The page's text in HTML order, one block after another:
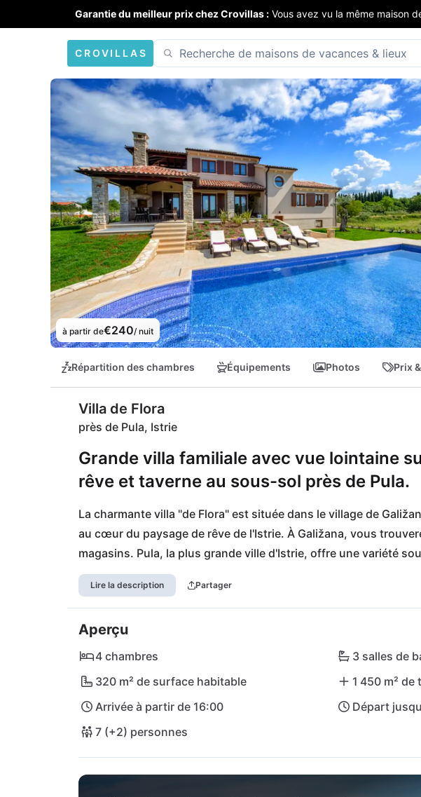
Garantie du meilleur prix chez Crovillas : Vous avez vu la même maison
CROVILLAS
à partir de€240/ nuit
Répartition des chambres Équipements Photos Prix
Villa de Flora
près de Pula, Istrie
Grande villa familiale avec vue lointaine
rêve et taverne au sous-sol près de Pula.
La charmante villa "de Flora" est située dans le village de
au cœur du paysage de rêve de l'Istrie. À Galižana, vous
magasins. Pula, la plus grande ville d'Istrie, offre une variété
shopping, restaurants, bars, culture, activités sportives. La
seulement 5 km. Les amoureux de la nature seront également
parc naturel du cap Kamenjak. Les nombreuses criques
sont un véritable paradis pour la plongée en apnée, ou vous
petits bars qui vous proposent de petites gourmandises.
Lire la description Partager
Aperçu
4 chambres
3 salles de
320 m² de surface habitable
1 450 m² de
Arrivée à partir de 16:00
Départ
7 (+2) personnes